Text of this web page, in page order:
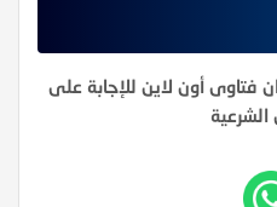
فتاوى أون لاين للإجابة على
الشرعية